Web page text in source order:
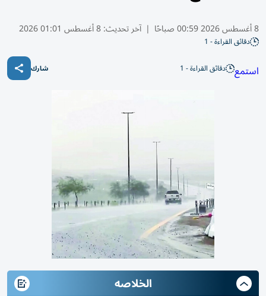
8 أغسطس 2026 00:59 صباحًا | آخر تحديث:8 أغسطس 01:01 2026
دقائق القراءة - 1
استمع دقائق القراءة - 1 شارك
الخلاصه